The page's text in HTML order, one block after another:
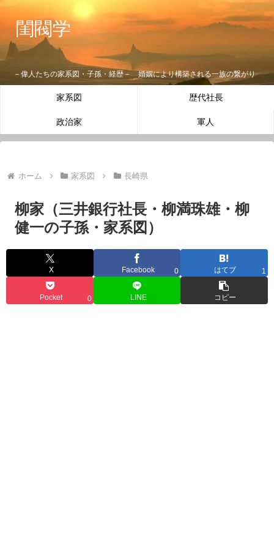
閨閥学
－偉人たちの家系図・子孫・経歴－ 婚姻により構築される一族の繋がり
家系図 歴代社長
政治家 軍人
ホーム 家系図 長崎県
柳家（三井銀行社長・柳満珠雄・柳
健一の子孫・家系図）
X Facebook 0 はてブ 1
Pocket 0 LINE コピー